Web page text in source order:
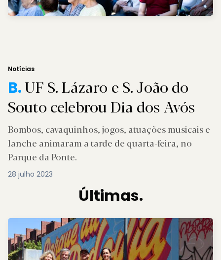
Notícias
B.UF S. Lázaro e S. João do
Souto celebrou Dia dos Avós
Bombos, cavaquinhos, jogos, atuações musicais e
lanche animaram a tarde de quarta-feira, no
Parque da Ponte.
28 julho 2023
Últimas.